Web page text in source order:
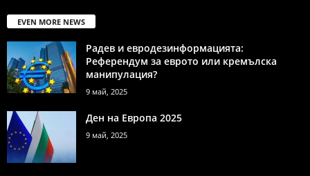
EVEN MORE NEWS
Радев и евродезинформацията:
Референдум за еврото или кремълска
манипулация?
9 май, 2025
Ден на Европа 2025
9 май, 2025